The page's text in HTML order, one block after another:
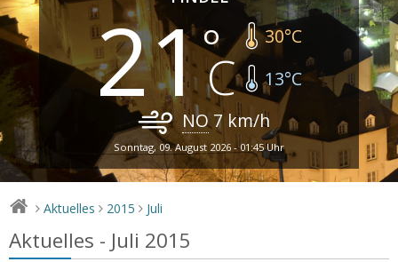
21 30°C
13°C
NO7 km/h
Sonntag, 09. August 2026 - 01:45 Uhr
> Aktuelles > 2015 > Juli
Aktuelles - Juli 2015